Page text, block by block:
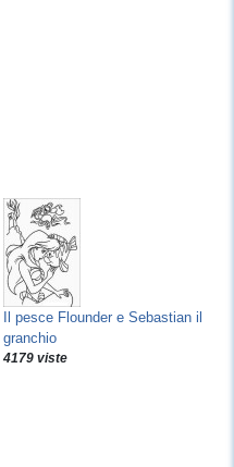
Il pesce Flounder e Sebastian il
granchio
4179 viste